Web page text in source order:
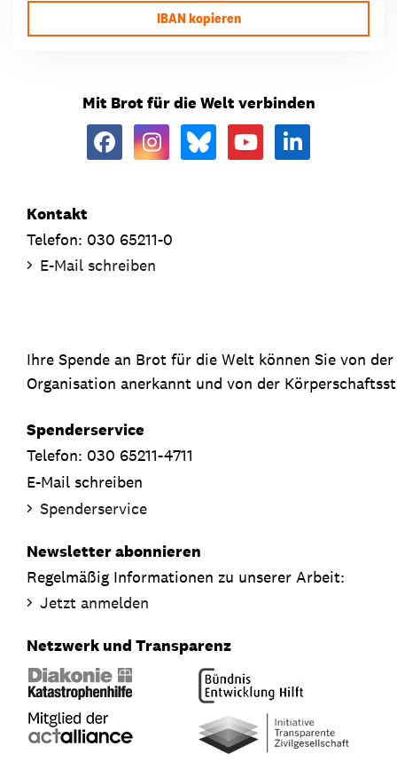
IBAN kopieren
Mit Brot für die Welt verbinden
Kontakt
Telefon: 030 65211-0
E-Mail schreiben
Ihre Spende an Brot für die Welt können Sie von
Organisation anerkannt und von der
Spenderservice
Telefon: 030 65211-4711
E-Mail schreiben
Spenderservice
Newsletter abonnieren
Regelmäßig Informationen zu unserer Arbeit:
Jetzt anmelden
Netzwerk und Transparenz